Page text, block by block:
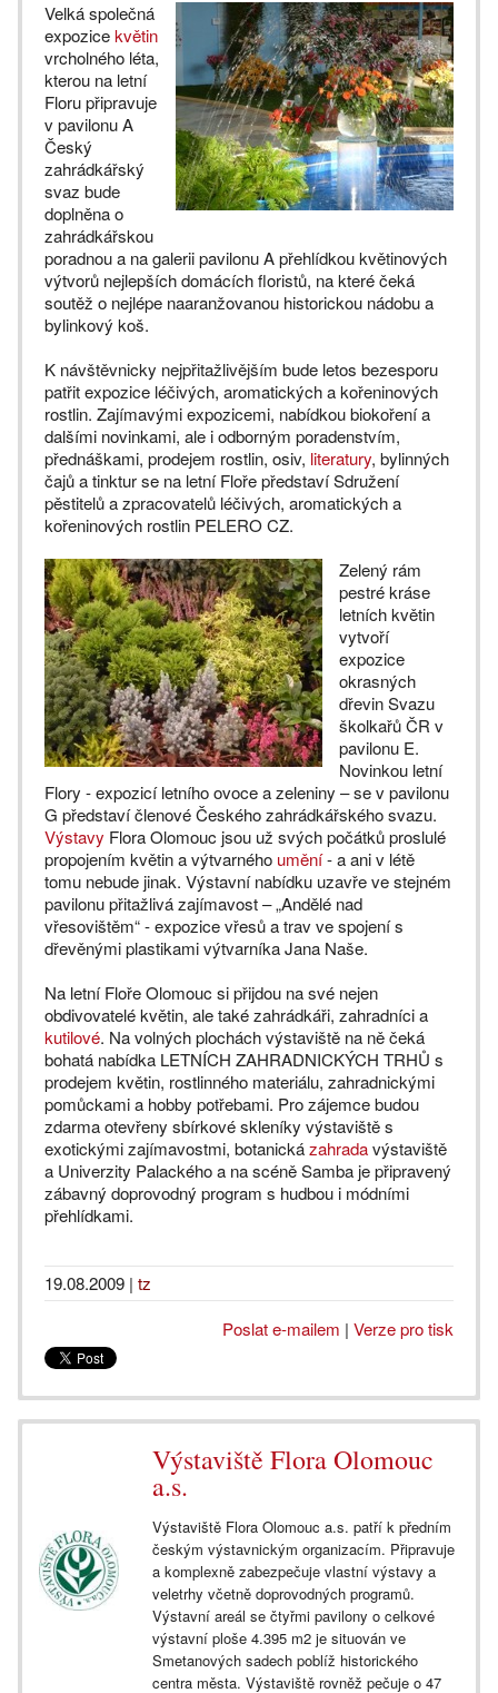
Velká společná
expozicekvětin
vrcholného léta,
kterou na letní
Floru připravuje
v pavilonu A
Český
zahrádkářský
svaz bude
doplněna o
zahrádkářskou
poradnou a na galerii pavilonu A přehlídkou květinových
výtvorů nejlepších domácích floristů, na které čeká
soutěž o nejlépe naaranžovanou historickou nádobu a
bylinkový koš.
K návštěvnicky nejpřitažlivějším bude letos bezesporu
patřit expozice léčivých, aromatických a kořeninových
rostlin. Zajímavými expozicemi, nabídkou biokoření a
dalšími novinkami, ale i odborným poradenstvím,
přednáškami, prodejem rostlin, osiv, literatury, bylinných
čajů a tinktur se na letní Floře představí Sdružení
pěstitelů a zpracovatelů léčivých, aromatických a
kořeninových rostlin PELERO CZ.
Zelený rám
pestré kráse
letních květin
vytvoří
expozice
okrasných
dřevin Svazu
školkařů ČR v
pavilonu E.
Novinkou letní
Flory - expozicí letního ovoce a zeleniny – se v pavilonu
G představí členové Českého zahrádkářského svazu.
Výstavy Flora Olomouc jsou už svých počátků proslulé
propojením květin a výtvarného umění- a ani v létě
tomu nebude jinak. Výstavní nabídku uzavře ve stejném
pavilonu přitažlivá zajímavost – „Andělé nad
vřesovištěm“ - expozice vřesů a trav ve spojení s
dřevěnými plastikami výtvarníka Jana Naše.
Na letní Floře Olomouc si přijdou na své nejen
obdivovatelé květin, ale také zahrádkáři, zahradníci a
kutilové. Na volných plochách výstaviště na ně čeká
bohatá nabídka LETNÍCH ZAHRADNICKÝCH TRHŮ s
prodejem květin, rostlinného materiálu, zahradnickými
pomůckami a hobby potřebami. Pro zájemce budou
zdarma otevřeny sbírkové skleníky výstaviště s
exotickými zajímavostmi, botanickázahradavýstaviště
a Univerzity Palackého a na scéně Samba je připravený
zábavný doprovodný program s hudbou i módními
přehlídkami.
19.08.2009 | tz
Poslat e-mailem | Verze pro tisk
Výstaviště Flora Olomouc
a.s.
Výstaviště Flora Olomouc a.s. patří k předním
českým výstavnickým organizacím. Připravuje
a komplexně zabezpečuje vlastní výstavy a
veletrhy včetně doprovodných programů.
Výstavní areál se čtyřmi pavilony o celkové
výstavní ploše 4.395 m2 je situován ve
Smetanových sadech poblíž historického
centra města. Výstaviště rovněž pečuje o 47